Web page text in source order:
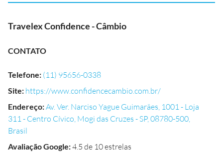
Travelex Confidence - Câmbio
CONTATO
Telefone: (11) 95656-0338
Site: https://www.confidencecambio.com.br/
Endereço:Av. Ver. Narciso Yague Guimarães, 1001 - Loja
311 - Centro Cívico, Mogi das Cruzes - SP, 08780-500,
Brasil
Avaliação Google:4.5 de 10 estrelas